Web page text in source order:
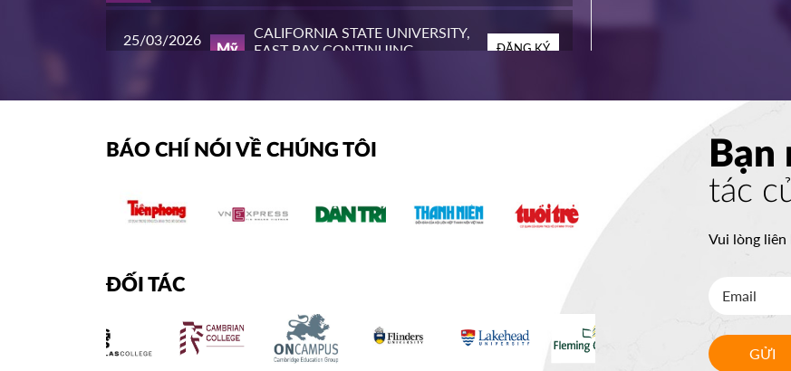
25/03/2026
10h00
Mỹ
CALIFORNIA STATE UNIVERSITY,
EAST BAY CONTINUING
ĐĂNG KÝ
HOT
14h00
16/03/2026
16h00
Mỹ
COLLEGE
ĐĂNG KÝ
11/03/2026
10/03/2026
SOUTHEAST MISSOURI STATE
BÁO CHÍ NÓI VỀ CHÚNG TÔI
ĐỐI TÁC
Bạn
tác
Vui lòng liên
GỬI